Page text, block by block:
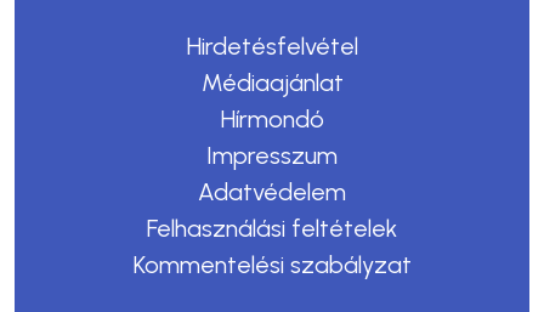
Hirdetésfelvétel
Médiaajánlat
Hírmondó
Impresszum
Adatvédelem
Felhasználási feltételek
Kommentelési szabályzat